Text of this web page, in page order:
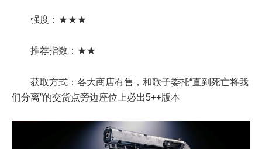
强度：★★★
推荐指数：★★
获取方式：各大商店有售，和歌子委托“直到死亡将我
们分离”的交货点旁边座位上必出5++版本